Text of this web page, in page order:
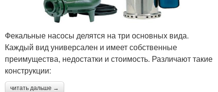
Фекальные насосы делятся на три основных вида.
Каждый вид универсален и имеет собственные
преимущества, недостатки и стоимость. Различают такие
конструкции:
читать дальше →